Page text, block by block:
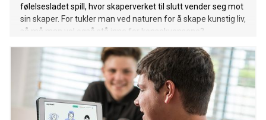
følelsesladet spill, hvor skaperverket til slutt vender seg mot
sin skaper. For tukler man ved naturen for å skape kunstig liv,
så må man vel også stå inne for konsekvensene?